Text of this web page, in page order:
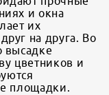
и окна
их
на друга. Во
высадке
цветников и
площадки.